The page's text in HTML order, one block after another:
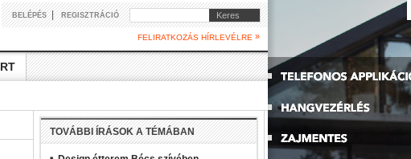
BELÉPÉS| REGISZTRÁCIÓ Keres
FELIRATKOZÁS HÍRLEVÉLRE »
TOVÁBBI ÍRÁSOK A TÉMÁBAN